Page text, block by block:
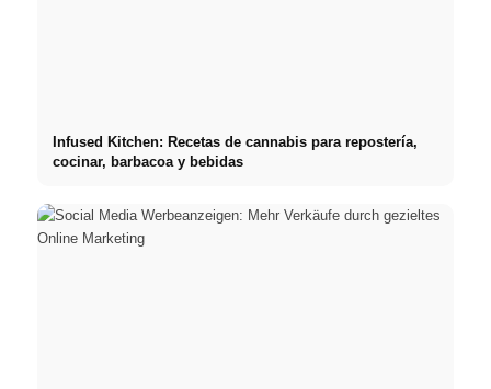
Infused Kitchen: Recetas de cannabis para repostería,
cocinar, barbacoa y bebidas